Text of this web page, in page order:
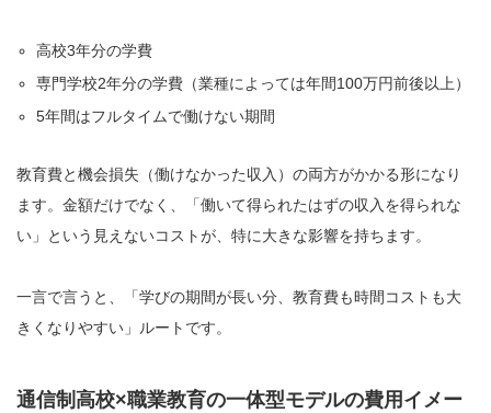
高校3年分の学費
専門学校2年分の学費（業種によっては年間100万円前後以上）
5年間はフルタイムで働けない期間
教育費と機会損失（働けなかった収入）の両方がかかる形になり
ます。金額だけでなく、「働いて得られたはずの収入を得られな
い」という見えないコストが、特に大きな影響を持ちます。
一言で言うと、「学びの期間が長い分、教育費も時間コストも大
きくなりやすい」ルートです。
通信制高校×職業教育の一体型モデルの費用イメー